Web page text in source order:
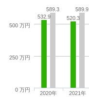
532.9 520.3
589.3 589.9
2020年 2021年
0 万円
250 万円
500 万円